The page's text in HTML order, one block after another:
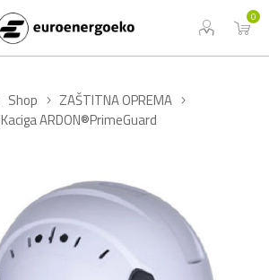
0
Shop
ZAŠTITNA OPREMA
Kaciga ARDON®PrimeGuard